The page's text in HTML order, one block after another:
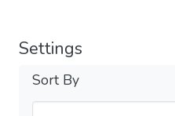
Settings
Sort By